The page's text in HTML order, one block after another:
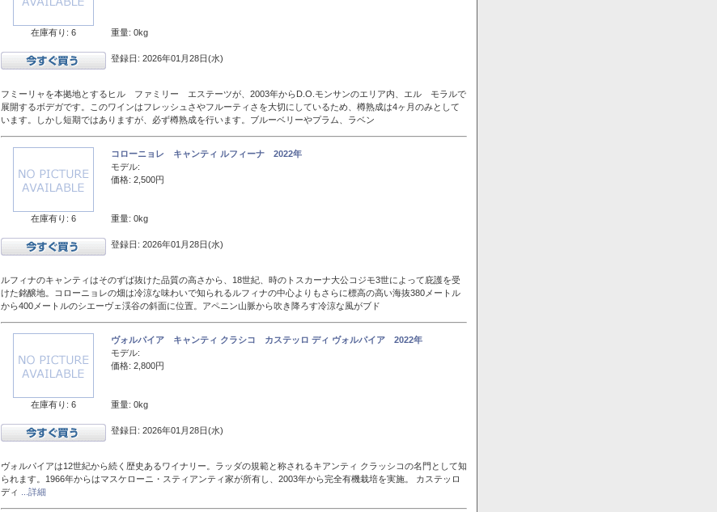
在庫有り: 6 重量: 0kg
登録日: 2026年01月28日(水)
フミーリャを本拠地とするヒル ファミリー エステーツが、2003年からD.O.モンサンのエリア内、エル モラルで
展開するボデガです。このワインはフレッシュさやフルーティさを大切にしているため、樽熟成は4ヶ月のみとして
います。しかし短期ではありますが、必ず樽熟成を行います。ブルーベリーやプラム、ラベン
在庫有り: 6
コローニョレ キャンティ ルフィーナ 2022年
モデル:
価格: 2,500円
重量: 0kg
登録日: 2026年01月28日(水)
ルフィナのキャンティはそのずば抜けた品質の高さから、18世紀、時のトスカーナ大公コジモ3世によって庇護を受
けた銘醸地。コローニョレの畑は冷涼な味わいで知られるルフィナの中心よりもさらに標高の高い海抜380メートル
から400メートルのシエーヴェ渓谷の斜面に位置。アペニン山脈から吹き降ろす冷涼な風がブド
在庫有り: 6
ヴォルパイア キャンティ クラシコ カステッロ ディ ヴォルパイア 2022年
モデル:
価格: 2,800円
重量: 0kg
登録日: 2026年01月28日(水)
ヴォルパイアは12世紀から続く歴史あるワイナリー。ラッダの規範と称されるキアンティ クラッシコの名門として知
られます。1966年からはマスケローニ・スティアンティ家が所有し、2003年から完全有機栽培を実施。 カステッロ
ディ
...詳細